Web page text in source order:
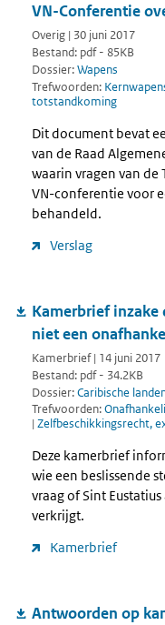
VN-Conferentie
Overig | 30 juni 2017
Bestand: pdf - 85KB
Dossier:Wapens
Trefwoorden:
totstandkoming
Dit document bevat
van de Raad
waarin vragen van de
VN-conferentie voor
behandeld.
Verslag
Kamerbrief inzake
niet een
Kamerbrief | 14 juni 2017
Bestand: pdf - 34.2KB
Dossier:Caribische
Trefwoorden:
| Zelfbeschikkingsrecht,
Deze kamerbrief
wie een beslissende
vraag of Sint
verkrijgt.
Kamerbrief
Antwoorden op